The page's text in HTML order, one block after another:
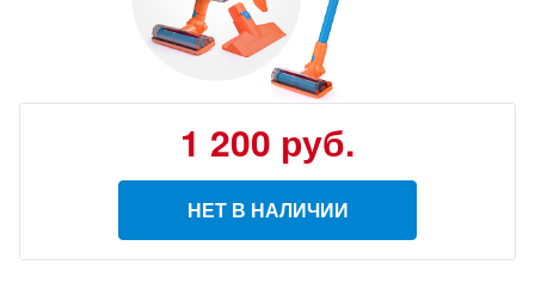
1 200 руб.
НЕТ В НАЛИЧИИ